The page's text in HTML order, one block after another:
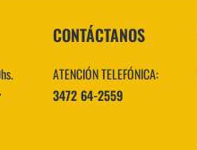
CONTÁCTANOS
ATENCIÓN TELEFÓNICA:
3472 64-2559